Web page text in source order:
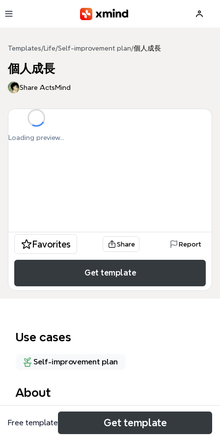
Templates/ Life/Self-improvement plan/個人成長
個人成長
Share ActsMind
Loading preview...
Favorites Share Report
Get template
Use cases
Self-improvement plan
About
個人成長心智圖由 F. Mohidin 設計，提供一個系統化的
自我檢視框架，涵蓋願景、動機、目標、計畫與學習五
Free template Get template